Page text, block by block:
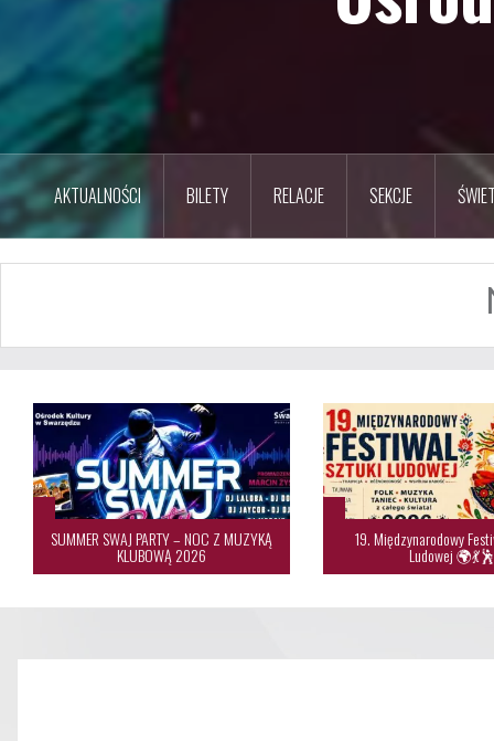
AKTUALNOŚCI BILETY RELACJE SEKCJE
SUMMER SWAJ PARTY – NOC Z MUZYKĄ
KLUBOWĄ 2026
19. Międzynarodowy
Ludowej 🌍💃🕺